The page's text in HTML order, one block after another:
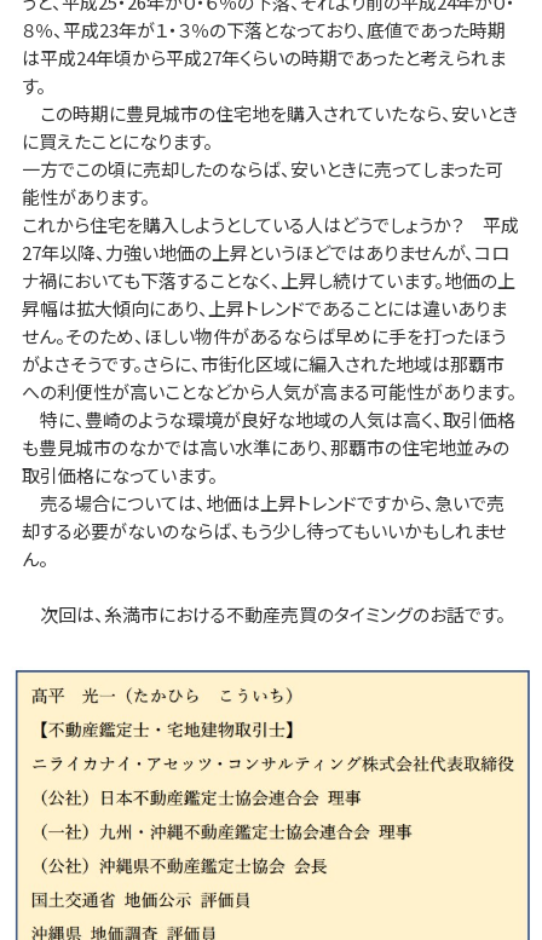
８％、平成23年が１・３％の下落となっており、底値であった時期
は平成24年頃から平成27年くらいの時期であったと考えられま
す。
この時期に豊見城市の住宅地を購入されていたなら、安いとき
に買えたことになります。
一方でこの頃に売却したのならば、安いときに売ってしまった可
能性があります。
これから住宅を購入しようとしている人はどうでしょうか？ 平成
27年以降、力強い地価の上昇というほどではありませんが、コロ
ナ禍においても下落することなく、上昇し続けています。地価の上
昇幅は拡大傾向にあり、上昇トレンドであることには違いありま
せん。そのため、ほしい物件があるならば早めに手を打ったほう
がよさそうです。さらに、市街化区域に編入された地域は那覇市
への利便性が高いことなどから人気が高まる可能性があります。
特に、豊崎のような環境が良好な地域の人気は高く、取引価格
も豊見城市のなかでは高い水準にあり、那覇市の住宅地並みの
取引価格になっています。
売る場合については、地価は上昇トレンドですから、急いで売
却する必要がないのならば、もう少し待ってもいいかもしれませ
ん。
次回は、糸満市における不動産売買のタイミングのお話です。